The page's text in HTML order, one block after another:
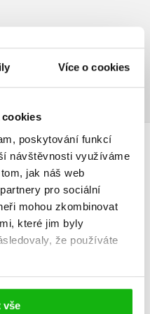
Více o cookies
cookies
poskytování funkcí
návštěvnosti využíváme
jak náš web
pro sociální
mohou zkombinovat
které jim byly
že používáte
vše
uživatelská hodnocení.
registrovaní uživatelé